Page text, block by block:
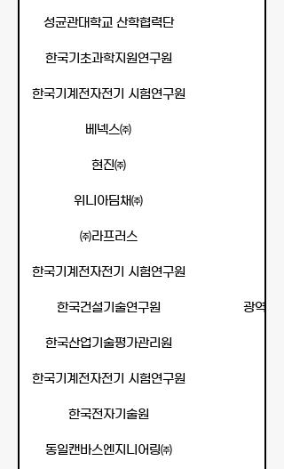
성균관대학교 산학협력단
한국기초과학지원연구원
한국기계전자전기 시험연구원
베넥스㈜
현진㈜
위니아딤채㈜
㈜라프러스
한국기계전자전기 시험연구원
한국건설기술연구원 광역 단
한국산업기술평가관리원
한국기계전자전기 시험연구원
한국전자기술원
동일캔바스엔지니어링㈜